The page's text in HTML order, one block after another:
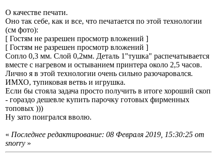
О качестве печати.
Оно так себе, как и все, что печатается по этой технологии
(см фото):
[ Гостям не разрешен просмотр вложений ]
[ Гостям не разрешен просмотр вложений ]
Сопло 0,3 мм. Слой 0,2мм. Деталь 1"тушка" распечатывается
вместе с нагревом и остыванием принтера около 2,5 часов.
Лично я в этой технологии очень сильно разочаровался.
ИМХО, тупиковая ветвь и игрушка.
Если бы стояла задача просто получить в итоге хороший скоп
- гораздо дешевле купить парочку готовых фирменных
топовых )))
Ну зато поигрался вволю.
« Последнее редактирование: 08 Февраля 2019, 15:30:25 от
snorry »